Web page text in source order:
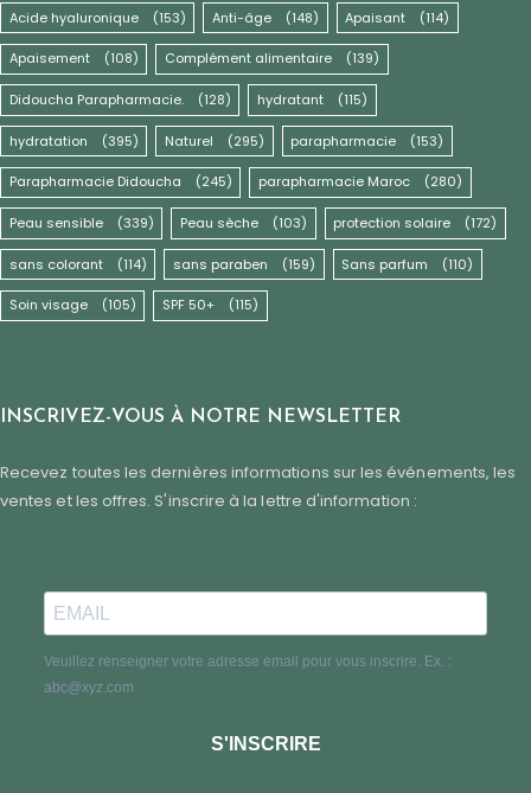
Acide hyaluronique (153) Anti-âge (148) Apaisant (114)
Apaisement (108) Complément alimentaire (139)
Didoucha Parapharmacie. (128) hydratant (115)
hydratation (395) Naturel (295) parapharmacie (153)
Parapharmacie Didoucha (245) parapharmacie Maroc (280)
Peau sensible (339) Peau sèche (103) protection solaire (172)
sans colorant (114) sans paraben (159) Sans parfum (110)
Soin visage (105) SPF 50+ (115)
INSCRIVEZ-VOUS À NOTRE NEWSLETTER
Recevez toutes les dernières informations sur les événements, les
ventes et les offres. S'inscrire à la lettre d'information :
Veuillez renseigner votre adresse email pour vous inscrire. Ex. :
abc@xyz.com
S'INSCRIRE